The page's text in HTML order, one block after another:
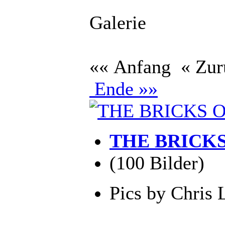
Galerie
«« Anfang «
Ende »»
THE
(100 Bilder)
Pics by Chris